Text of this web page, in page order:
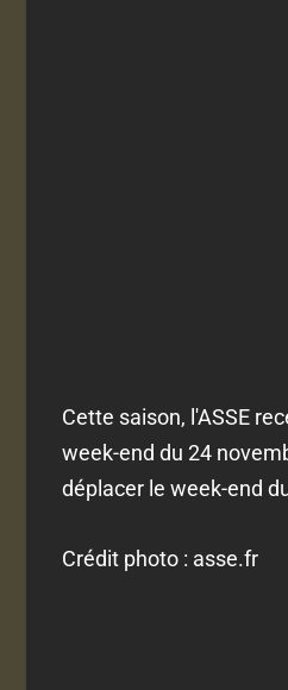
Cette saison, l'ASSE
week-end du 24
déplacer le week-end
Crédit photo : asse.fr